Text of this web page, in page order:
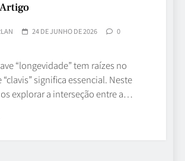
24 DE JUNHO DE 2026
0
“longevidade” tem raízes no
significa essencial. Neste
explorar a interseção entre a…